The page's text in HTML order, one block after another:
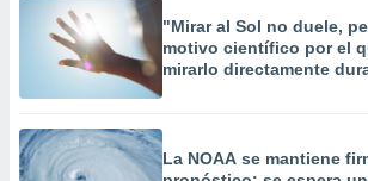
"Mirar al Sol no duele,
motivo científico por el
mirarlo directamente
La NOAA se mantiene